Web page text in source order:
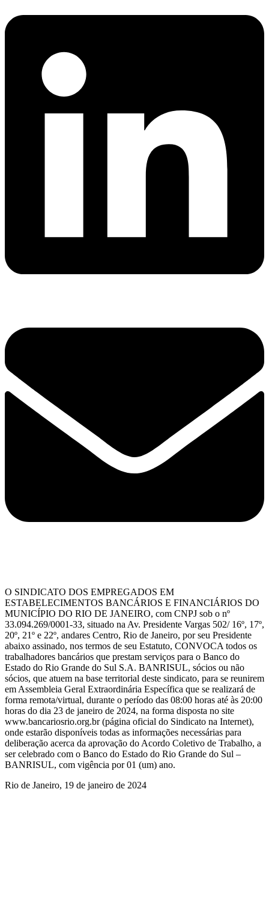
O SINDICATO DOS EMPREGADOS EM
ESTABELECIMENTOS BANCÁRIOS E FINANCIÁRIOS DO
MUNICÍPIO DO RIO DE JANEIRO, com CNPJ sob o nº
33.094.269/0001-33, situado na Av. Presidente Vargas 502/ 16º, 17º,
20º, 21º e 22º, andares Centro, Rio de Janeiro, por seu Presidente
abaixo assinado, nos termos de seu Estatuto, CONVOCA todos os
trabalhadores bancários que prestam serviços para o Banco do
Estado do Rio Grande do Sul S.A. BANRISUL, sócios ou não
sócios, que atuem na base territorial deste sindicato, para se reunirem
em Assembleia Geral Extraordinária Específica que se realizará de
forma remota/virtual, durante o período das 08:00 horas até às 20:00
horas do dia 23 de janeiro de 2024, na forma disposta no site
www.bancariosrio.org.br (página oficial do Sindicato na Internet),
onde estarão disponíveis todas as informações necessárias para
deliberação acerca da aprovação do Acordo Coletivo de Trabalho, a
ser celebrado com o Banco do Estado do Rio Grande do Sul –
BANRISUL, com vigência por 01 (um) ano.
Rio de Janeiro, 19 de janeiro de 2024